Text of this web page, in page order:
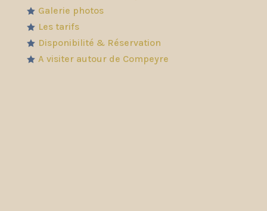
 Galerie photos
 Les tarifs
 Disponibilité & Réservation
 A visiter autour de Compeyre